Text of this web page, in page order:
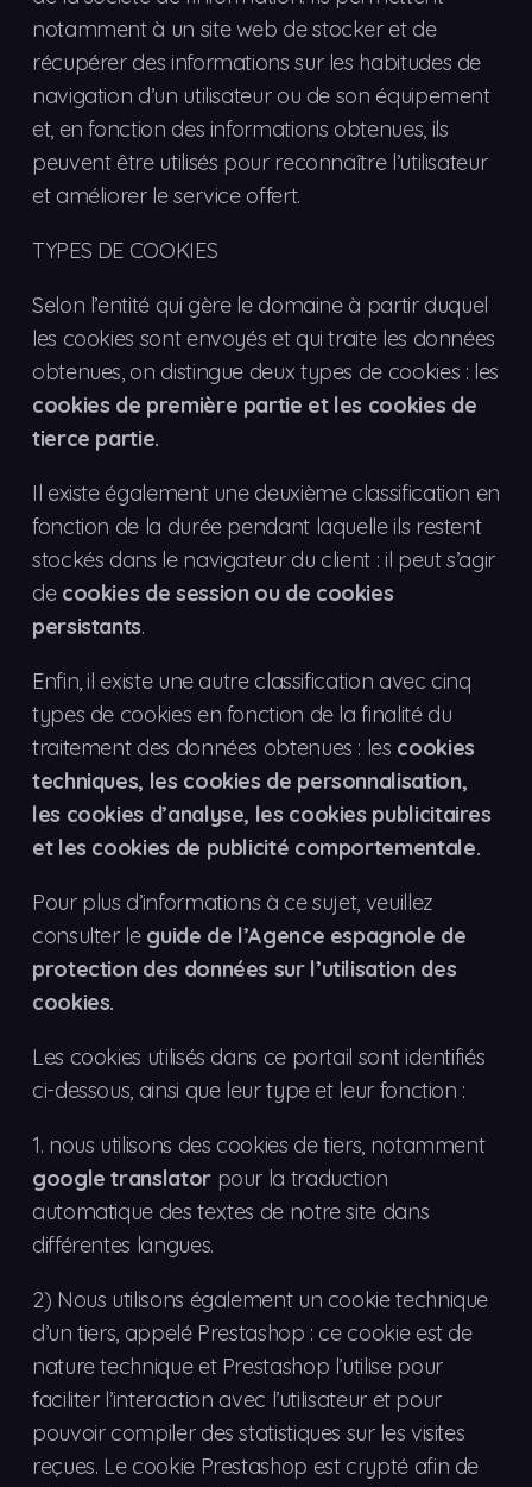
notamment à un site web de stocker et de
récupérer des informations sur les habitudes de
navigation d’un utilisateur ou de son équipement
et, en fonction des informations obtenues, ils
peuvent être utilisés pour reconnaître l’utilisateur
et améliorer le service offert.
TYPES DE COOKIES
Selon l’entité qui gère le domaine à partir duquel
les cookies sont envoyés et qui traite les données
obtenues, on distingue deux types de cookies : les
cookies de première partie et les cookies de
tierce partie.
Il existe également une deuxième classification en
fonction de la durée pendant laquelle ils restent
stockés dans le navigateur du client : il peut s’agir
de cookies de session ou de cookies
persistants.
Enfin, il existe une autre classification avec cinq
types de cookies en fonction de la finalité du
traitement des données obtenues : les cookies
techniques, les cookies de personnalisation,
les cookies d’analyse, les cookies publicitaires
et les cookies de publicité comportementale.
Pour plus d’informations à ce sujet, veuillez
consulter le guide de l’Agence espagnole de
protection des données sur l’utilisation des
cookies.
Les cookies utilisés dans ce portail sont identifiés
ci-dessous, ainsi que leur type et leur fonction :
1. nous utilisons des cookies de tiers, notamment
google translator pour la traduction
automatique des textes de notre site dans
différentes langues.
2) Nous utilisons également un cookie technique
d’un tiers, appelé Prestashop : ce cookie est de
nature technique et Prestashop l’utilise pour
faciliter l’interaction avec l’utilisateur et pour
pouvoir compiler des statistiques sur les visites
reçues. Le cookie Prestashop est crypté afin de